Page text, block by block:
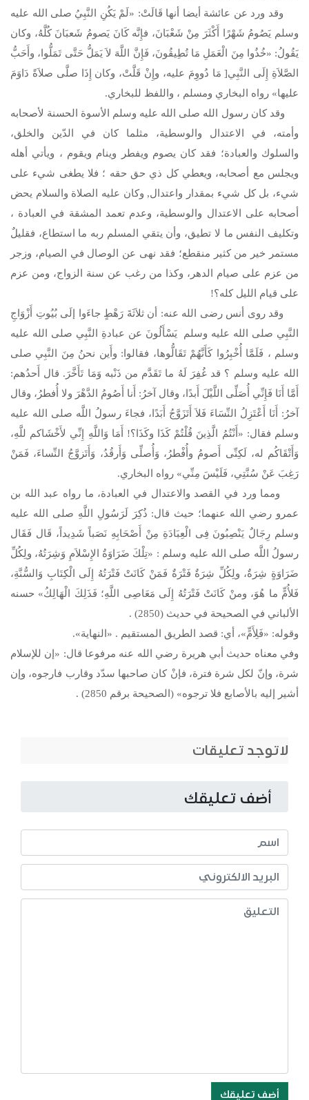
وقد ورد عن عائشة أيضا أنها قَالَتْ: «لَمْ يَكُنِ النَّبِيُ صلى الله عليه
وسلم يَصُومُ شَهْرًا أَكْثَرَ مِنْ شَعْبَانَ، فإِنَّه كَانَ يَصومُ شَعبَانَ كُلَّهُ، وكان
يَقُولُ: «خُذُوا مِنَ الْعَمَلِ مَا تُطِيقُونَ، فَإِنَّ اللَّهَ لاَ يَمَلُّ حَتَّى تَمَلُّوا، وأَحَبُّ
الصَّلاَةِ إِلَى النَّبِي[ مَا دُووِمَ عليه، وإِنْ قَلَّتْ، وكان إِذَا صلَّى صلاَةً دَاوَمَ
عليها» رواه البخاري ومسلم ، واللفظ للبخاري.
وقد كان رسول الله صلى الله عليه وسلم الأسوة الحسنة لأصحابه
وأمته، في الاعتدال والوسطية، مثلما كان في الدّين والخلق،
والسلوك والعبادة؛ فقد كان يصوم ويفطر وينام ويقوم ، ويأتي أهله
ويجلس مع أصحابه، ويعطي كل ذي حق حقه ؛ فلا يطغى شيء على
شيء، بل كل شيء بمقدار واعتدال, وكان عليه الصلاة والسلام يحض
أصحابه على الاعتدال والوسطية، وعدم تعمد المشقة في العبادة ،
وتكليف النفس ما لا تطيق، وأن يتقي المسلم ربه ما استطاع، فقليلٌ
مستمر خير من كثير منقطع؛ فقد نهى عن الوصال في الصيام، وزجر
من عزم على صيام الدهر، وكذا من رغب عن سنة الزواج، ومن عزم
على قيام الليل كله؟!
وقد روى أنس رضى الله عنه: أن ثلاَثَةَ رَهْطٍ جاءَوا إلَى بُيُوتِ أَزْوَاجِ
النَّبِي صلى الله عليه وسلم يَسْأَلُونَ عن عبادةِ النَّبِي صلى الله عليه
وسلم ، فَلَمَّا أُخْبِرُوا كَأَنَّهُمْ تَقَالُّوها، فقالوا: وأَين نحنُ مِنَ النَّبِي صلى
الله عليه وسلم ؟ قد غُفِرَ لَهُ ما تَقَدَّم من ذَنْبه وَمَا تَأَخَّرَ. قال أَحدُهم:
أَمَّا أَنَا فَإِنِّي أُصَلِّى اللَّيْلَ أَبدًا، وقال آخرُ: أَنا أَصُومُ الدَّهْرَ ولا أُفطرُ، وقال
آخرُ: أَنَا أَعْتَزِلُ النِّسَاءَ فَلاَ أَتَزَوَّجُ أَبَدًا، فجاءَ رسولُ اللَّه صلى الله عليه
وسلم فقال: «أَنْتُمُ الَّذِينَ قُلْتُمْ كَذَا وكَذَا؟! أَمَا وَاللَّهِ إِنِّي لأَخْشَاكم للَّهِ،
وَأَتْقَاكُم له، لَكِنِّى أَصومُ وأُفْطرُ، وَأُصلِّى وَأَرقُدُ، وَأَتَزوَّجُ النِّساءَ، فَمَنْ
رَغِبَ عَنْ سُنَّتِي، فَلَيْسَ مِنِّي» رواه البخاري.
ومما ورد في القصد والاعتدال في العبادة، ما رواه عبد الله بن
عمرو رضي الله عنهما؛ حيث قال: ذُكِرَ لَرَسُولِ اللَّهِ صلى الله عليه
وسلم رِجَالٌ يَنْصِبُونَ فِى الْعِبَادَةِ مِنْ أَصْحَابِهِ نَصَباً شَدِيداً، قَال فَقَال
رسولُ اللَّه صلى الله عليه وسلم : «تِلْكَ ضَرَاوَةُ الإِسْلاَمِ وَشِرَتُهُ، ولِكُلِّ
ضَرَاوَةٍ شِرَةٌ، ولِكُلِّ شِرَةٌ فَتْرَةٌ فَمَنْ كَانَتْ فَتْرَتُهُ إِلَى الْكِتَابِ وَالسُّنَّةِ،
فَلأُمٍّ ما هُوَ، ومنْ كَانَتْ فَتْرَتُهُ إِلَى مَعَاصِى اللَّهِ؛ فَذَلِكَ الْهَالِكُ» حسنه
الألباني في الصحيحة في حديث (2850) .
وقوله: «فَلِأَمٍّ»، أي: قصد الطريق المستقيم . «النهاية».
وفي معناه حديث أبي هريرة رضي الله عنه مرفوعا قال: «إن للإسلام
شرة، وإنّ لكل شرة فترة، فإنْ كان صاحبها سدّد وقارب فارجوه، وإن
أشير إليه بالأصابع فلا ترجوه» (الصحيحة برقم 2850) .
لاتوجد تعليقات
أضف تعليقك
أضف تعليقك